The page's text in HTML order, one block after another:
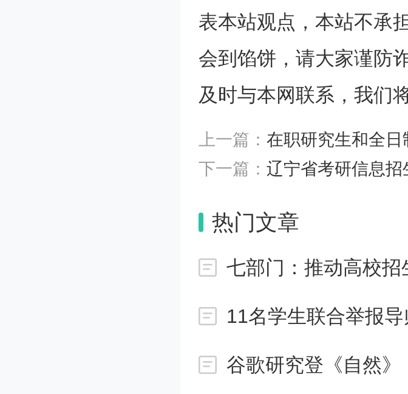
其实，周三的大盘有可
不影响中小盘股本身的
是广大散户投资者比较
强，必须要靠它们自身
表本站观点，本站不承
会到馅饼，请大家谨防
及时与本网联系，我们
上一篇： 在职研究生和全日制(
下一篇： 辽宁省考研信息招生
热门文章
11名学生联合举报